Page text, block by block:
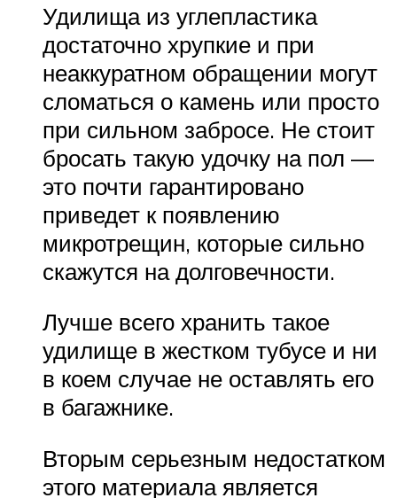
Удилища из углепластика
достаточно хрупкие и при
неаккуратном обращении могут
сломаться о камень или просто
при сильном забросе. Не стоит
бросать такую удочку на пол —
это почти гарантировано
приведет к появлению
микротрещин, которые сильно
скажутся на долговечности.
Лучше всего хранить такое
удилище в жестком тубусе и ни
в коем случае не оставлять его
в багажнике.
Вторым серьезным недостатком
этого материала является